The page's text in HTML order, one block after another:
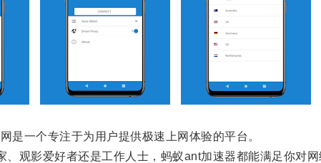
一个专注于为用户提供极速上网体验的平台。
观影爱好者还是工作人士，蚂蚁ant加速器都能满足你对网